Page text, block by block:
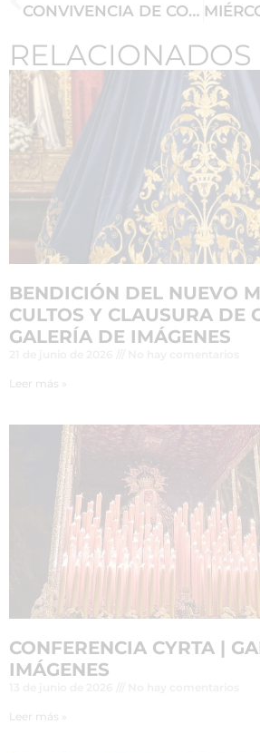
CONVIVENCIA DE COSTALEROS EL MIERCOLES 4 DE MAYO
RELACIONADOS
BENDICIÓN DEL NUEVO
CULTOS Y CLAUSURA DE
GALERÍA DE IMÁGENES
Leer más »
CONFERENCIA CYRTA |
IMÁGENES
Leer más »